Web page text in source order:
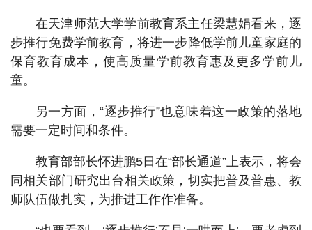
在天津师范大学学前教育系主任梁慧娟看来，逐
步推行免费学前教育，将进一步降低学前儿童家庭的
保育教育成本，使高质量学前教育惠及更多学前儿
童。
另一方面，“逐步推行”也意味着这一政策的落地
需要一定时间和条件。
教育部部长怀进鹏5日在“部长通道”上表示，将会
同相关部门研究出台相关政策，切实把普及普惠、教
师队伍做扎实，为推进工作作准备。